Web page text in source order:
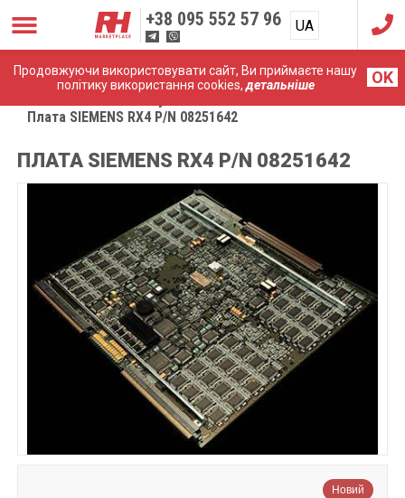
Продовжуючи використовувати сайт, Ви приймаєте нашу
політику використання cookies,детальніше OK
+38 095 552 57 96 UA
RU
Плата SIEMENS RX4 P/N 08251642
ПЛАТА SIEMENS RX4 P/N 08251642
Новий